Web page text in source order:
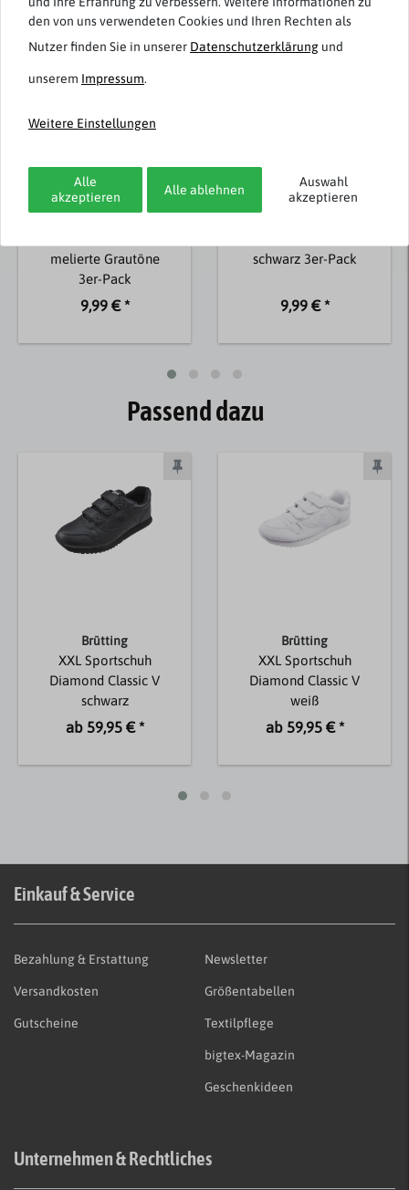
melierte Grautöne
3er-Pack
9,99 € *
schwarz 3er-Pack
9,99 € *
Passend dazu
Brütting
XXL Sportschuh
Diamond Classic V
schwarz
ab 59,95 € *
Brütting
XXL Sportschuh
Diamond Classic V
weiß
ab 59,95 € *
den von uns verwendeten Cookies und Ihren Rechten als
Nutzer finden Sie in unserer Daten­schutz­erklärung und
unserem Impressum.
Weitere Einstellungen
Alle
akzeptieren
Alle ablehnen
Auswahl
akzeptieren
Einkauf & Service
Bezahlung & Erstattung
Versandkosten
Gutscheine
Newsletter
Größentabellen
Textilpflege
bigtex-Magazin
Geschenkideen
Unternehmen & Rechtliches